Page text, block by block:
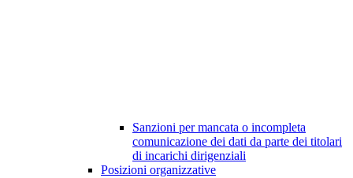
Sanzioni per mancata o incompleta
comunicazione dei dati da parte dei titolari
di incarichi dirigenziali
Posizioni organizzative